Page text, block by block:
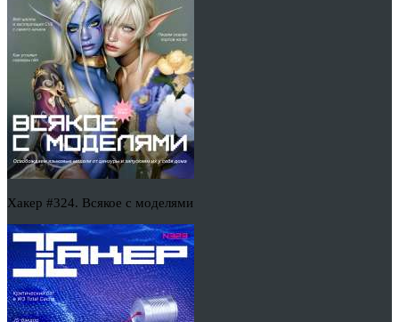
Хакер #324. Всякое с моделями